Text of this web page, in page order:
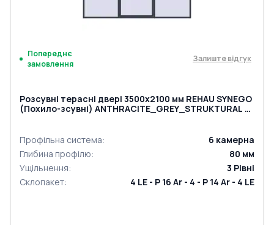
Попереднє
замовлення
Залиште відгук
Розсувні терасні двері 3500x2100 мм REHAU SYNEGO
(Похило-зсувні) ANTHRACITE_GREY_STRUKTURAL з
Профільна система: 6 камерна
Глибина профілю: 80 мм
Ущільнення: 3 Рівні
Склопакет: 4 LE - P 16 Ar - 4 - P 14 Ar - 4 LE